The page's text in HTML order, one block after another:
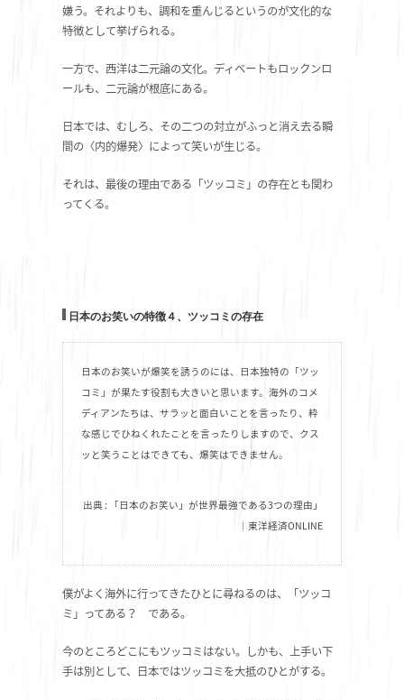
嫌う。それよりも、調和を重んじるというのが文化的な
特徴として挙げられる。
一方で、西洋は二元論の文化。ディベートもロックンロ
ールも、二元論が根底にある。
日本では、むしろ、その二つの対立がふっと消え去る瞬
間の〈内的爆発〉によって笑いが生じる。
それは、最後の理由である「ツッコミ」の存在とも関わ
ってくる。
日本のお笑いの特徴４、ツッコミの存在
日本のお笑いが爆笑を誘うのには、日本独特の「ツッ
コミ」が果たす役割も大きいと思います。海外のコメ
ディアンたちは、サラッと面白いことを言ったり、粋
な感じでひねくれたことを言ったりしますので、クス
ッと笑うことはできても、爆笑はできません。
出典 : 「日本のお笑い」が世界最強である3つの理由」
｜東洋経済ONLINE
僕がよく海外に行ってきたひとに尋ねるのは、「ツッコ
ミ」ってある？ である。
今のところどこにもツッコミはない。しかも、上手い下
手は別として、日本ではツッコミを大抵のひとがする。